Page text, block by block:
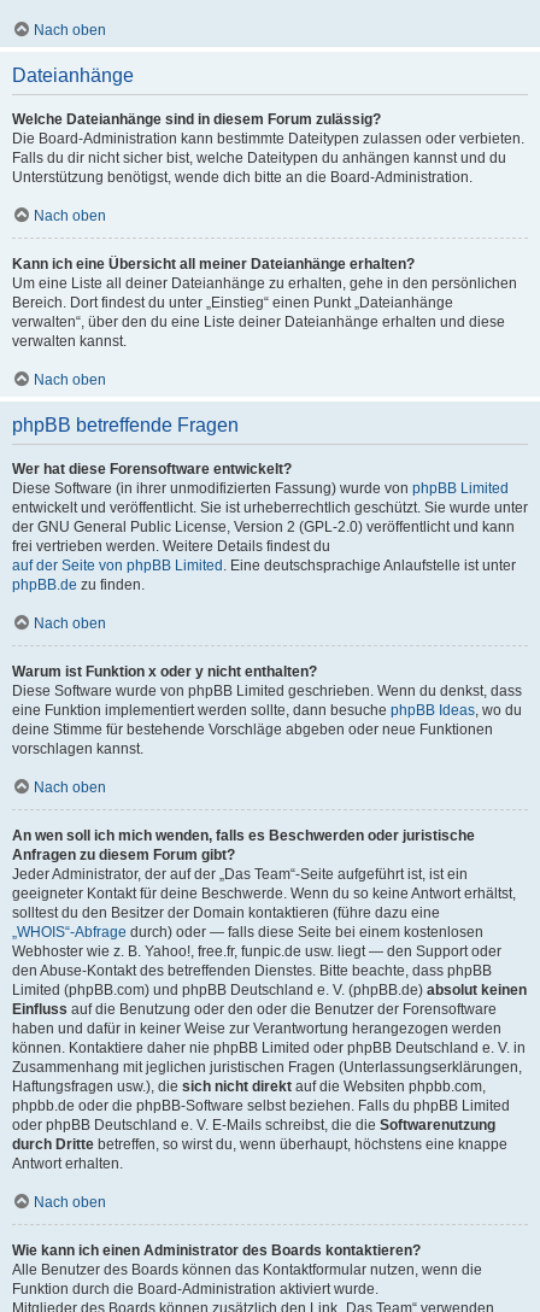
Nach oben
Dateianhänge
Welche Dateianhänge sind in diesem Forum zulässig?
Die Board-Administration kann bestimmte Dateitypen zulassen oder verbieten.
Falls du dir nicht sicher bist, welche Dateitypen du anhängen kannst und du
Unterstützung benötigst, wende dich bitte an die Board-Administration.
Nach oben
Kann ich eine Übersicht all meiner Dateianhänge erhalten?
Um eine Liste all deiner Dateianhänge zu erhalten, gehe in den persönlichen
Bereich. Dort findest du unter „Einstieg“ einen Punkt „Dateianhänge
verwalten“, über den du eine Liste deiner Dateianhänge erhalten und diese
verwalten kannst.
Nach oben
phpBB betreffende Fragen
Wer hat diese Forensoftware entwickelt?
Diese Software (in ihrer unmodifizierten Fassung) wurde von phpBB Limited
entwickelt und veröffentlicht. Sie ist urheberrechtlich geschützt. Sie wurde unter
der GNU General Public License, Version 2 (GPL-2.0) veröffentlicht und kann
frei vertrieben werden. Weitere Details findest du
auf der Seite von phpBB Limited . Eine deutschsprachige Anlaufstelle ist unter
phpBB.de zu finden.
Nach oben
Warum ist Funktion x oder y nicht enthalten?
Diese Software wurde von phpBB Limited geschrieben. Wenn du denkst, dass
eine Funktion implementiert werden sollte, dann besuche phpBB Ideas, wo du
deine Stimme für bestehende Vorschläge abgeben oder neue Funktionen
vorschlagen kannst.
Nach oben
An wen soll ich mich wenden, falls es Beschwerden oder juristische
Anfragen zu diesem Forum gibt?
Jeder Administrator, der auf der „Das Team“-Seite aufgeführt ist, ist ein
geeigneter Kontakt für deine Beschwerde. Wenn du so keine Antwort erhältst,
solltest du den Besitzer der Domain kontaktieren (führe dazu eine
„WHOIS“-Abfrage durch) oder — falls diese Seite bei einem kostenlosen
Webhoster wie z. B. Yahoo!, free.fr, funpic.de usw. liegt — den Support oder
den Abuse-Kontakt des betreffenden Dienstes. Bitte beachte, dass phpBB
Limited (phpBB.com) und phpBB Deutschland e. V. (phpBB.de) absolut keinen
Einfluss auf die Benutzung oder den oder die Benutzer der Forensoftware
haben und dafür in keiner Weise zur Verantwortung herangezogen werden
können. Kontaktiere daher nie phpBB Limited oder phpBB Deutschland e. V. in
Zusammenhang mit jeglichen juristischen Fragen (Unterlassungserklärungen,
Haftungsfragen usw.), die sich nicht direkt auf die Websiten phpbb.com,
phpbb.de oder die phpBB-Software selbst beziehen. Falls du phpBB Limited
oder phpBB Deutschland e. V. E-Mails schreibst, die die Softwarenutzung
durch Dritte betreffen, so wirst du, wenn überhaupt, höchstens eine knappe
Antwort erhalten.
Nach oben
Wie kann ich einen Administrator des Boards kontaktieren?
Alle Benutzer des Boards können das Kontaktformular nutzen, wenn die
Funktion durch die Board-Administration aktiviert wurde.
Mitglieder des Boards können zusätzlich den Link „Das Team“ verwenden.